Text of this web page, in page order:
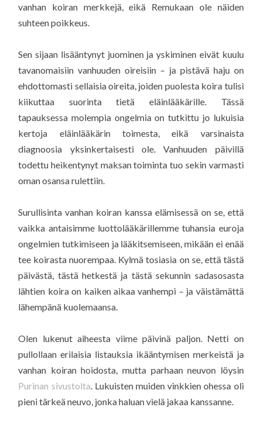
vanhan koiran merkkejä, eikä Remukaan ole näiden
suhteen poikkeus.
Sen sijaan lisääntynyt juominen ja yskiminen eivät kuulu
tavanomaisiin vanhuuden oireisiin – ja pistävä haju on
ehdottomasti sellaisia oireita, joiden puolesta koira tulisi
kiikuttaa suorinta tietä eläinlääkärille. Tässä
tapauksessa molempia ongelmia on tutkittu jo lukuisia
kertoja eläinlääkärin toimesta, eikä varsinaista
diagnoosia yksinkertaisesti ole. Vanhuuden päivillä
todettu heikentynyt maksan toiminta tuo sekin varmasti
oman osansa rulettiin.
Surullisinta vanhan koiran kanssa elämisessä on se, että
vaikka antaisimme luottolääkärillemme tuhansia euroja
ongelmien tutkimiseen ja lääkitsemiseen, mikään ei enää
tee koirasta nuorempaa. Kylmä tosiasia on se, että tästä
päivästä, tästä hetkestä ja tästä sekunnin sadasosasta
lähtien koira on kaiken aikaa vanhempi – ja väistämättä
lähempänä kuolemaansa.
Olen lukenut aiheesta viime päivinä paljon. Netti on
pullollaan erilaisia listauksia ikääntymisen merkeistä ja
vanhan koiran hoidosta, mutta parhaan neuvon löysin
Purinan sivustolta. Lukuisten muiden vinkkien ohessa oli
pieni tärkeä neuvo, jonka haluan vielä jakaa kanssanne.